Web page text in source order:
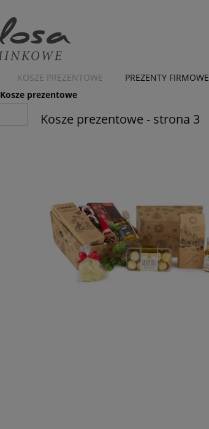
KOSZE PREZENTOWE PREZENTY FIRMOWE
Kosze prezentowe
Kosze prezentowe - strona 3